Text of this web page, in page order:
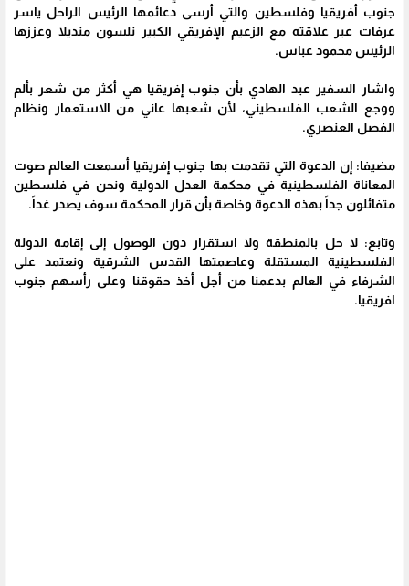
جنوب أفريقيا وفلسطين والتي أرسى دعائمها الرئيس الراحل ياسر
عرفات عبر علاقته مع الزعيم الإفريقي الكبير نلسون منديلا وعززها
الرئيس محمود عباس.
واشار السفير عبد الهادي بأن جنوب إفريقيا هي أكثر من شعر بألم
ووجع الشعب الفلسطيني، لأن شعبها عاني من الاستعمار ونظام
الفصل العنصري.
مضيفا: إن الدعوة التي تقدمت بها جنوب إفريقيا أسمعت العالم صوت
المعاناة الفلسطينية في محكمة العدل الدولية ونحن في فلسطين
متفائلون جداً بهذه الدعوة وخاصة بأن قرار المحكمة سوف يصدر غداً.
وتابع: لا حل بالمنطقة ولا استقرار دون الوصول إلى إقامة الدولة
الفلسطينية المستقلة وعاصمتها القدس الشرقية ونعتمد على
الشرفاء في العالم بدعمنا من أجل أخذ حقوقنا وعلى رأسهم جنوب
افريقيا.